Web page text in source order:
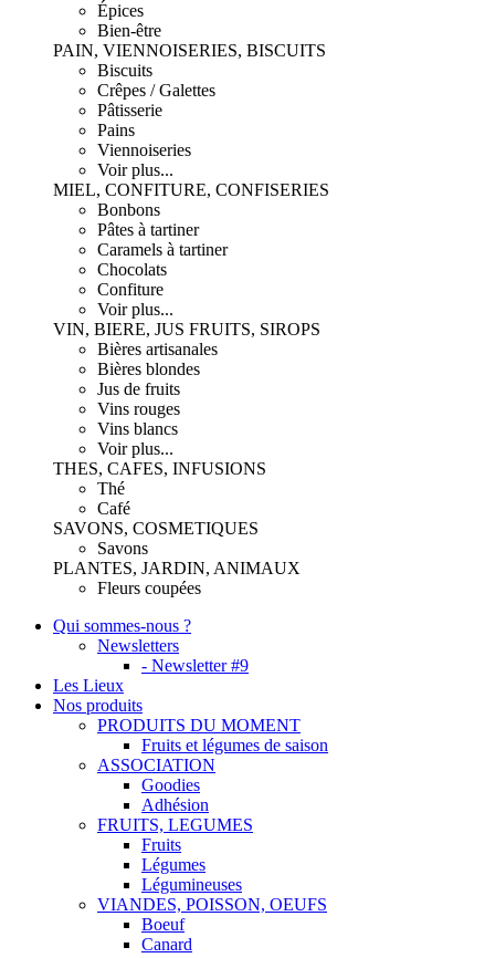
Épices
Bien-être
PAIN, VIENNOISERIES, BISCUITS
Biscuits
Crêpes / Galettes
Pâtisserie
Pains
Viennoiseries
Voir plus...
MIEL, CONFITURE, CONFISERIES
Bonbons
Pâtes à tartiner
Caramels à tartiner
Chocolats
Confiture
Voir plus...
VIN, BIERE, JUS FRUITS, SIROPS
Bières artisanales
Bières blondes
Jus de fruits
Vins rouges
Vins blancs
Voir plus...
THES, CAFES, INFUSIONS
Thé
Café
SAVONS, COSMETIQUES
Savons
PLANTES, JARDIN, ANIMAUX
Fleurs coupées
Qui sommes-nous ?
Newsletters
- Newsletter #9
Les Lieux
Nos produits
PRODUITS DU MOMENT
Fruits et légumes de saison
ASSOCIATION
Goodies
Adhésion
FRUITS, LEGUMES
Fruits
Légumes
Légumineuses
VIANDES, POISSON, OEUFS
Boeuf
Canard